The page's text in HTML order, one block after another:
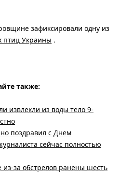
зафиксировали одну из
птиц Украины .
также:
извлекли из воды тело 9-
поздравил с Днем
сейчас полностью
за обстрелов ранены шесть